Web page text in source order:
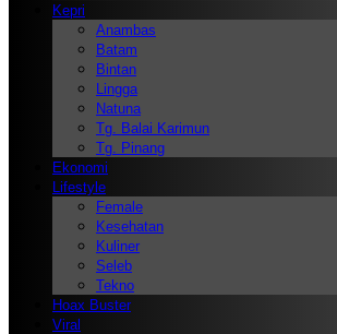
Kepri
Anambas
Batam
Bintan
Lingga
Natuna
Tg. Balai Karimun
Tg. Pinang
Ekonomi
Lifestyle
Female
Kesehatan
Kuliner
Seleb
Tekno
Hoax Buster
Viral